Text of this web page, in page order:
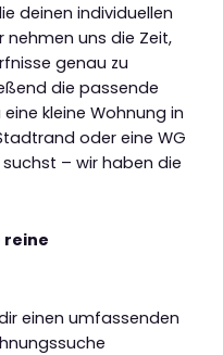
deinen individuellen
uns die Zeit,
genau zu
die passende
kleine Wohnung in
oder eine WG
– wir haben die
reine
einen umfassenden